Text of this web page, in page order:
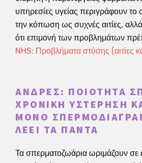
υπηρεσίες υγείας περιγράφουν το
την κόπωση ως συχνές αιτίες,
ότι επιμονή των προβλημάτων
NHS: Προβλήματα στύσης (αιτίες
ΆΝΔΡΕΣ: ΠΟΙΌΤΗΤΑ
ΧΡΟΝΙΚΉ ΥΣΤΈΡΗΣΗ
ΜΌΝΟ
ΛΈΕΙ ΤΑ ΠΆΝΤΑ
Τα σπερματοζωάρια ωριμάζουν σε